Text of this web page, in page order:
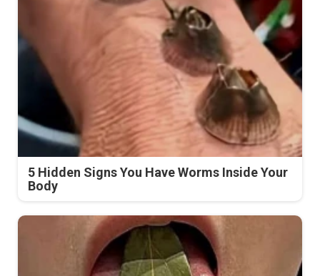
5 Hidden Signs You Have Worms Inside Your
Body